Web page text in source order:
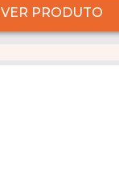
VER PRODUTO